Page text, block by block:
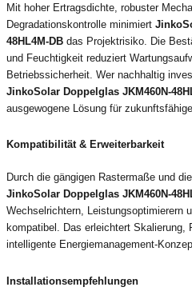
Mit hoher Ertragsdichte, robuster
Degradationskontrolle minimiert
48HL4M-DB das Projektrisiko. Die
und Feuchtigkeit reduziert
Betriebssicherheit. Wer nachhaltig
JinkoSolar Doppelglas JKM460N-
ausgewogene Lösung für
Kompatibilität & Erweiterbarkeit
Durch die gängigen Rastermaße und
JinkoSolar Doppelglas JKM460N-
Wechselrichtern, Leistungsoptimierern
kompatibel. Das erleichtert Skalierung,
intelligente Energiemanagement-
Installationsempfehlungen